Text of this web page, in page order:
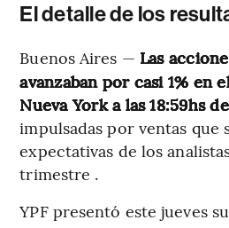
El detalle de los
Buenos Aires — Las
avanzaban por casi 1% en
Nueva York a las 18:59hs
impulsadas por ventas que
expectativas de los
trimestre .
YPF presentó este jueves